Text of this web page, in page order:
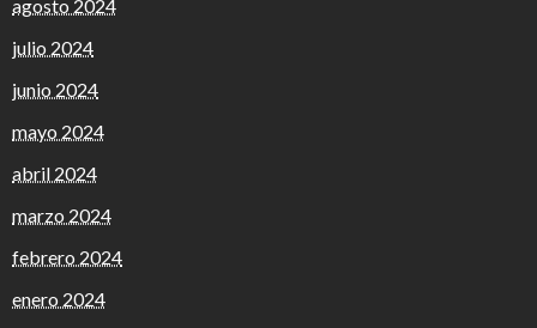
agosto 2024
julio 2024
junio 2024
mayo 2024
abril 2024
marzo 2024
febrero 2024
enero 2024